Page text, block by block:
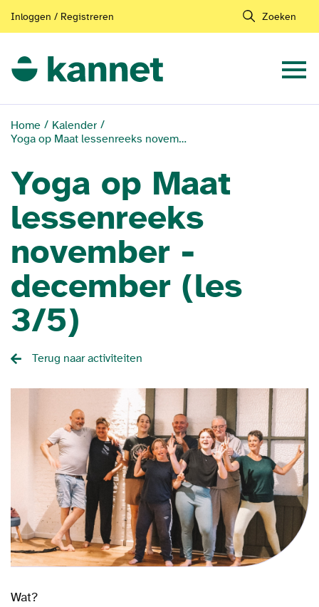
Inloggen / Registreren Zoeken
Home
Kalender
Yoga op Maat lessenreeks november - december (les 3/5)
Yoga op Maat
lessenreeks
november -
december (les
3/5)
Terug naar activiteiten
Wat?